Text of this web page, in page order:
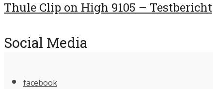
Thule Clip on High 9105 – Testbericht
Social Media
facebook